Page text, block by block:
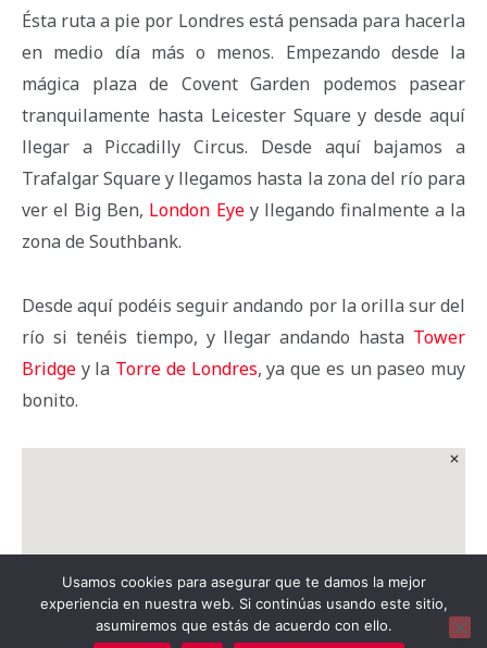
Ésta ruta a pie por Londres está pensada para hacerla
en medio día más o menos. Empezando desde la
mágica plaza de Covent Garden podemos pasear
tranquilamente hasta Leicester Square y desde aquí
llegar a Piccadilly Circus. Desde aquí bajamos a
Trafalgar Square y llegamos hasta la zona del río para
ver el Big Ben, London Eyey llegando finalmente a la
zona de Southbank.
Desde aquí podéis seguir andando por la orilla sur del
río si tenéis tiempo, y llegar andando hasta Tower
Bridge y la Torre de Londres, ya que es un paseo muy
bonito.
Usamos cookies para asegurar que te damos la mejor
experiencia en nuestra web. Si continúas usando este sitio,
asumiremos que estás de acuerdo con ello.